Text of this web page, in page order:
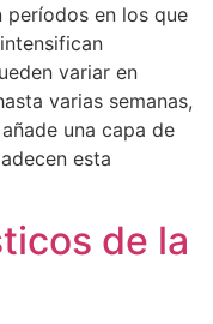
períodos en los que
variar en
varias semanas,
una capa de
esta
de la